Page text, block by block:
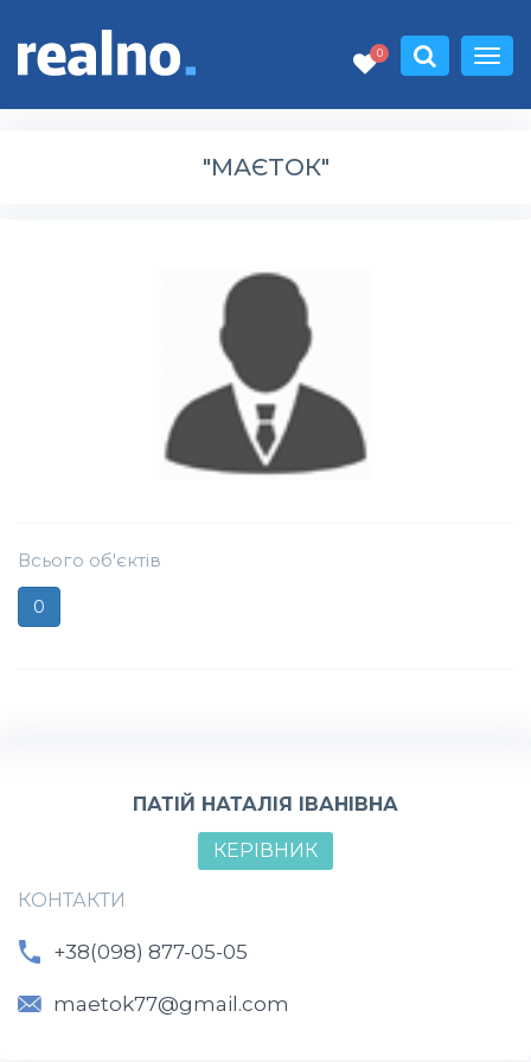
0
"МАЄТОК"
Всього об'єктів
0
ПАТІЙ НАТАЛІЯ ІВАНІВНА
КЕРІВНИК
КОНТАКТИ
+38(098) 877-05-05
maetok77@gmail.com